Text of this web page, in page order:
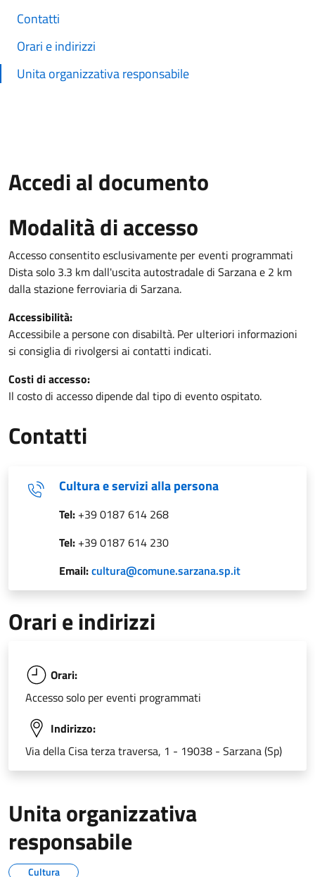
Contatti
Orari e indirizzi
Unita organizzativa responsabile
Accedi al documento
Modalità di accesso
Accesso consentito esclusivamente per eventi programmati
Dista solo 3.3 km dall'uscita autostradale di Sarzana e 2 km
dalla stazione ferroviaria di Sarzana.
Accessibilità:
Accessibile a persone con disabiltà. Per ulteriori informazioni
si consiglia di rivolgersi ai contatti indicati.
Costi di accesso:
Il costo di accesso dipende dal tipo di evento ospitato.
Contatti
Cultura e servizi alla persona
Tel: +39 0187 614 268
Tel: +39 0187 614 230
Email:cultura@comune.sarzana.sp.it
Orari e indirizzi
Orari:
Accesso solo per eventi programmati
Indirizzo:
Via della Cisa terza traversa, 1 - 19038 - Sarzana (Sp)
Unita organizzativa
responsabile
Cultura